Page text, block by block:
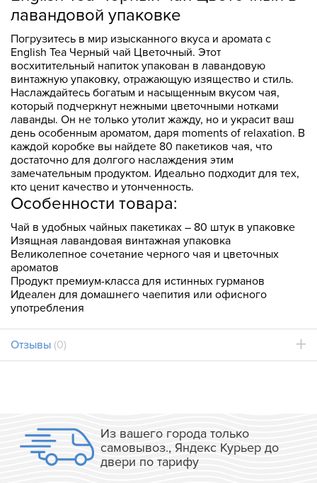
лавандовой упаковке
Погрузитесь в мир изысканного вкуса и аромата с
English Tea Черный чай Цветочный. Этот
восхитительный напиток упакован в лавандовую
винтажную упаковку, отражающую изящество и стиль.
Наслаждайтесь богатым и насыщенным вкусом чая,
который подчеркнут нежными цветочными нотками
лаванды. Он не только утолит жажду, но и украсит ваш
день особенным ароматом, даря moments of relaxation. В
каждой коробке вы найдете 80 пакетиков чая, что
достаточно для долгого наслаждения этим
замечательным продуктом. Идеально подходит для тех,
кто ценит качество и утонченность.
Особенности товара:
Чай в удобных чайных пакетиках ― 80 штук в упаковке
Изящная лавандовая винтажная упаковка
Великолепное сочетание черного чая и цветочных
ароматов
Продукт премиум-класса для истинных гурманов
Идеален для домашнего чаепития или офисного
употребления
Отзывы (0)
Из вашего города только
самовывоз., Яндекс Курьер до
двери по тарифу